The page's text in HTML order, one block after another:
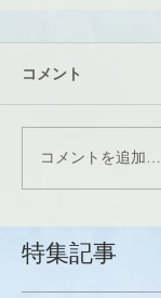
コメント
コメントを追加…
特集記事